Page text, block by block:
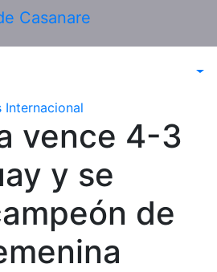
Internacional
vence 4-3
y se
de